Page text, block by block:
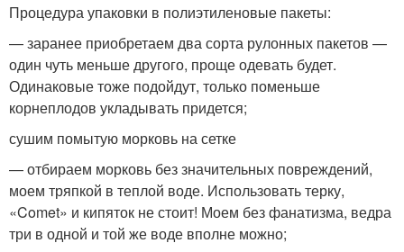
Процедура упаковки в полиэтиленовые пакеты:
— заранее приобретаем два сорта рулонных пакетов —
один чуть меньше другого, проще одевать будет.
Одинаковые тоже подойдут, только поменьше
корнеплодов укладывать придется;
сушим помытую морковь на сетке
— отбираем морковь без значительных повреждений,
моем тряпкой в теплой воде. Использовать терку,
«Comet» и кипяток не стоит! Моем без фанатизма, ведра
три в одной и той же воде вполне можно;